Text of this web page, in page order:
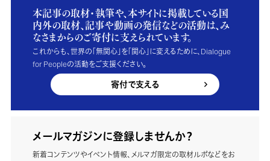
本記事の取材・執筆や、本サイトに掲載している国
内外の取材、記事や動画の発信などの活動は、み
なさまからのご寄付に支えられています。
これからも、世界の「無関心」を「関心」に変えるために、Dialogue
for Peopleの活動をご支援ください。
寄付で支える
メールマガジンに登録しませんか？
新着コンテンツやイベント情報、メルマガ限定の取材ルポなどをお